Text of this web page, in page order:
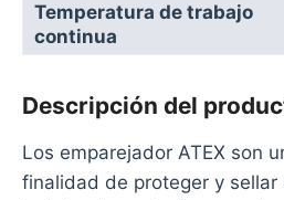
Temperatura de trabajo
continua
Descripción del
Los emparejador ATEX son
finalidad de proteger y sellar